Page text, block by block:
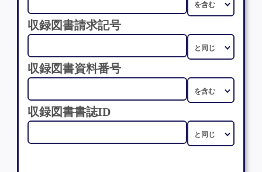
収録図書請求記号
収録図書資料番号
収録図書書誌ID